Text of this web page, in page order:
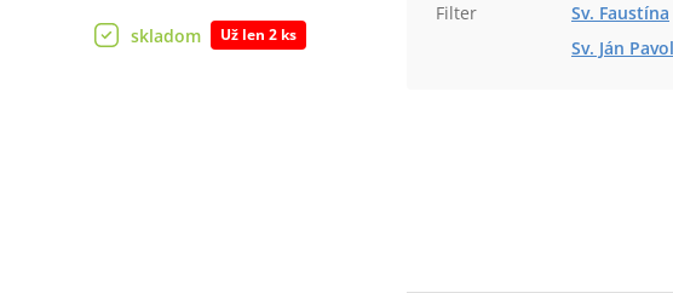
skladom Už len 2 ks
Filter
Sv. Faustína
Sv. Ján